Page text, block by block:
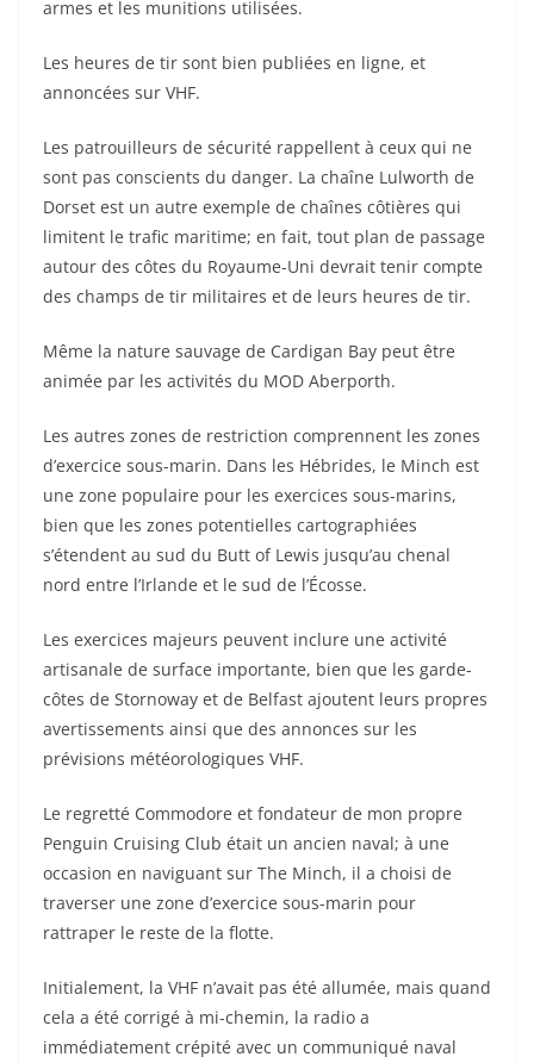
armes et les munitions utilisées.
Les heures de tir sont bien publiées en ligne, et
annoncées sur VHF.
Les patrouilleurs de sécurité rappellent à ceux qui ne
sont pas conscients du danger. La chaîne Lulworth de
Dorset est un autre exemple de chaînes côtières qui
limitent le trafic maritime; en fait, tout plan de passage
autour des côtes du Royaume-Uni devrait tenir compte
des champs de tir militaires et de leurs heures de tir.
Même la nature sauvage de Cardigan Bay peut être
animée par les activités du MOD Aberporth.
Les autres zones de restriction comprennent les zones
d’exercice sous-marin. Dans les Hébrides, le Minch est
une zone populaire pour les exercices sous-marins,
bien que les zones potentielles cartographiées
s’étendent au sud du Butt of Lewis jusqu’au chenal
nord entre l’Irlande et le sud de l’Écosse.
Les exercices majeurs peuvent inclure une activité
artisanale de surface importante, bien que les garde-
côtes de Stornoway et de Belfast ajoutent leurs propres
avertissements ainsi que des annonces sur les
prévisions météorologiques VHF.
Le regretté Commodore et fondateur de mon propre
Penguin Cruising Club était un ancien naval; à une
occasion en naviguant sur The Minch, il a choisi de
traverser une zone d’exercice sous-marin pour
rattraper le reste de la flotte.
Initialement, la VHF n’avait pas été allumée, mais quand
cela a été corrigé à mi-chemin, la radio a
immédiatement crépité avec un communiqué naval